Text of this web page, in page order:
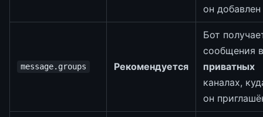
он добавлен
message.groups Рекомендуется
Бот
сообщения в
приватных
каналах,
он